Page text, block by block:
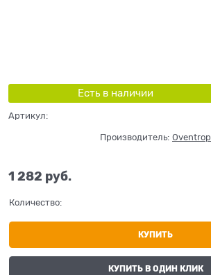
Есть в наличии
Артикул:
Производитель: Oventrop
1 282 руб.
Количество:
КУПИТЬ
КУПИТЬ В ОДИН КЛИК